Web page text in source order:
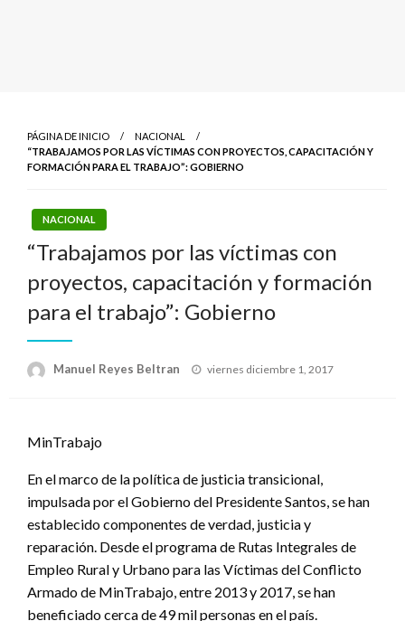
PÁGINA DE INICIO
NACIONAL
“TRABAJAMOS POR LAS VÍCTIMAS CON PROYECTOS, CAPACITACIÓN Y
FORMACIÓN PARA EL TRABAJO”: GOBIERNO
NACIONAL
“Trabajamos por las víctimas con
proyectos, capacitación y formación
para el trabajo”: Gobierno
Manuel Reyes Beltran
Publicado
viernes diciembre 1, 2017
MinTrabajo
En el marco de la política de justicia transicional,
impulsada por el Gobierno del Presidente Santos, se han
establecido componentes de verdad, justicia y
reparación. Desde el programa de Rutas Integrales de
Empleo Rural y Urbano para las Víctimas del Conflicto
Armado de MinTrabajo, entre 2013 y 2017, se han
beneficiado cerca de 49 mil personas en el país.